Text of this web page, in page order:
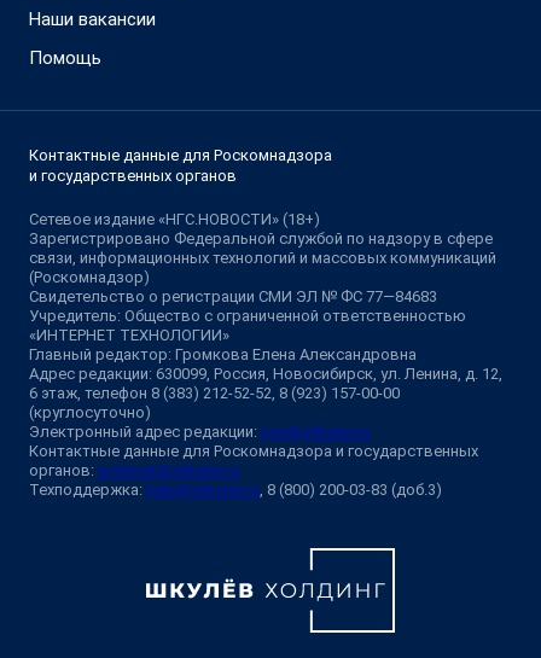
Наши вакансии
Помощь
Контактные данные для Роскомнадзора
и государственных органов
Сетевое издание «НГС.НОВОСТИ» (18+)
Зарегистрировано Федеральной службой по надзору в сфере
связи, информационных технологий и массовых коммуникаций
(Роскомнадзор)
Свидетельство о регистрации СМИ ЭЛ № ФС 77—84683
Учредитель: Общество с ограниченной ответственностью
«ИНТЕРНЕТ ТЕХНОЛОГИИ»
Главный редактор: Громкова Елена Александровна
Адрес редакции: 630099, Россия, Новосибирск, ул. Ленина, д. 12,
6 этаж, телефон 8 (383) 212-52-52, 8 (923) 157-00-00
(круглосуточно)
Электронный адрес редакции: ngs@shkulev.ru
Контактные данные для Роскомнадзора и государственных
органов: juristnsk@shkulev.ru
Техподдержка: help@shkulev.ru , 8 (800) 200-03-83 (доб.3)